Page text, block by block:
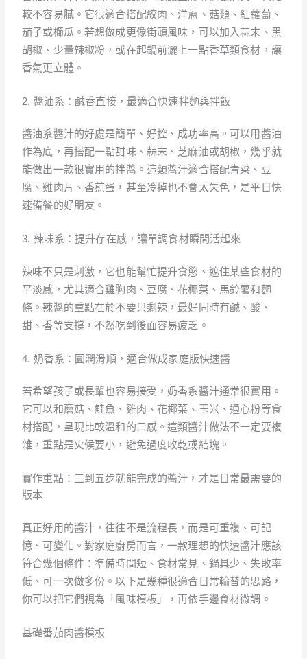
較不容易膩。它很適合搭配絞肉、洋蔥、菇類、紅蘿蔔、
茄子或櫛瓜。若想做成更像街頭風味，可以加入蒜末、黑
胡椒、少量辣椒粉，或在起鍋前灑上一點香草類食材，讓
香氣更立體。
2. 醬油系：鹹香直接，最適合快速拌麵與拌飯
醬油系醬汁的好處是簡單、好控、成功率高。可以用醬油
作為底，再搭配一點甜味、蒜末、芝麻油或胡椒，幾乎就
能做出一款很實用的拌醬。這類醬汁適合搭配青菜、豆
腐、雞肉片、香煎蛋，甚至冷掉也不會太失色，是平日快
速備餐的好朋友。
3. 辣味系：提升存在感，讓單調食材瞬間活起來
辣味不只是刺激，它也能幫忙提升食慾、遮住某些食材的
平淡感，尤其適合雞胸肉、豆腐、花椰菜、馬鈴薯和麵
條。辣醬的重點在於不要只剩辣，最好同時有鹹、酸、
甜、香等支撐，不然吃到後面容易疲乏。
4. 奶香系：圓潤滑順，適合做成家庭版快速醬
若希望孩子或長輩也容易接受，奶香系醬汁通常很實用。
它可以和蘑菇、鮭魚、雞肉、花椰菜、玉米、通心粉等食
材搭配，呈現比較溫和的口感。這類醬汁做法不一定要複
雜，重點是火候要小，避免過度收乾或結塊。
實作重點：三到五步就能完成的醬汁，才是日常最需要的
版本
真正好用的醬汁，往往不是流程長，而是可重複、可記
憶、可變化。對家庭廚房而言，一款理想的快速醬汁應該
符合幾個條件：準備時間短、食材常見、鍋具少、失敗率
低、可一次做多份。以下是幾種很適合日常輪替的思路，
你可以把它們視為「風味模板」，再依手邊食材微調。
基礎番茄肉醬模板